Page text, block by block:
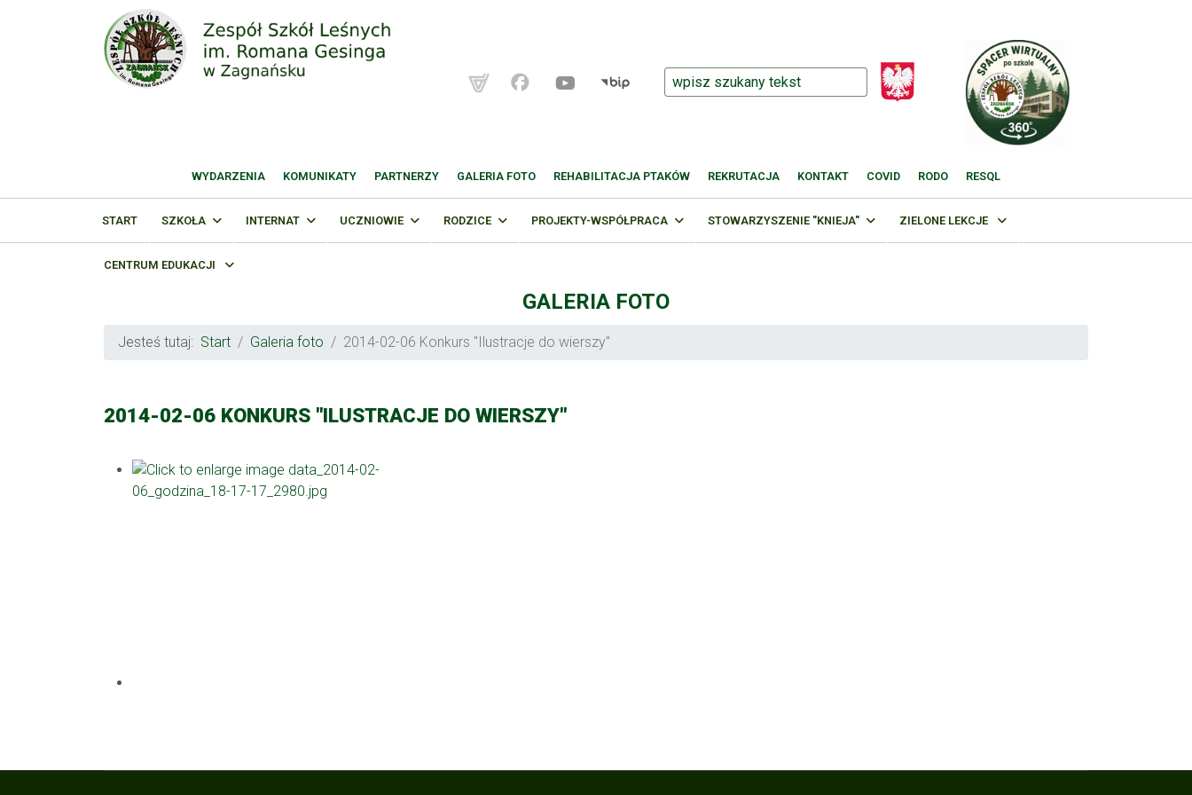
WYDARZENIA KOMUNIKATY PARTNERZY GALERIA FOTO REHABILITACJA PTAKÓW REKRUTACJA KONTAKT COVID RODO RESQL
START SZKOŁA INTERNAT UCZNIOWIE RODZICE PROJEKTY-WSPÓŁPRACA STOWARZYSZENIE "KNIEJA" ZIELONE LEKCJE
CENTRUM EDUKACJI
GALERIA FOTO
Jesteś tutaj: Start Galeria foto 2014-02-06 Konkurs "Ilustracje do wierszy"
2014-02-06 KONKURS "ILUSTRACJE DO WIERSZY"